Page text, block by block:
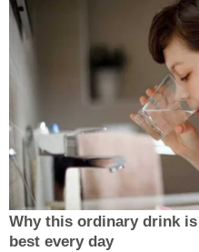
Why this ordinary drink
best every day